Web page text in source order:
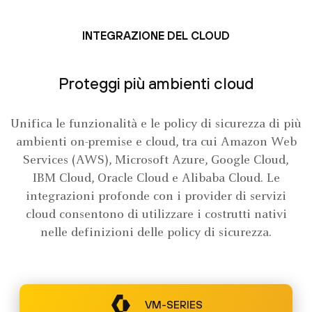
INTEGRAZIONE DEL CLOUD
Proteggi più ambienti cloud
Unifica le funzionalità e le policy di sicurezza di più
ambienti on-premise e cloud, tra cui Amazon Web
Services (AWS), Microsoft Azure, Google Cloud,
IBM Cloud, Oracle Cloud e Alibaba Cloud. Le
integrazioni profonde con i provider di servizi
cloud consentono di utilizzare i costrutti nativi
nelle definizioni delle policy di sicurezza.
VM-SERIES